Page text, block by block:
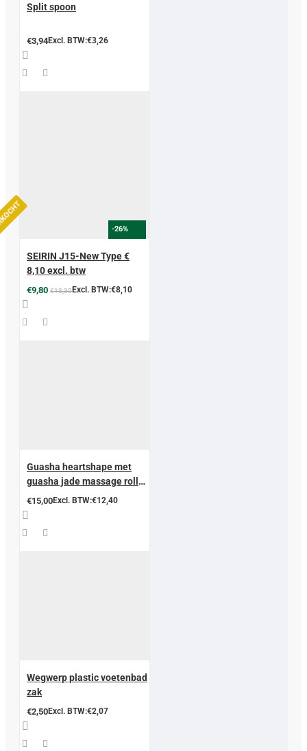
Split spoon
€3,94Excl. BTW:€3,26
-26%
SEIRIN J15-New Type €
8,10 excl. btw
€9,80 €13,30Excl. BTW:€8,10
Guasha heartshape met
guasha jade massage roller
in een box
€15,00Excl. BTW:€12,40
Wegwerp plastic voetenbad
zak
€2,50Excl. BTW:€2,07